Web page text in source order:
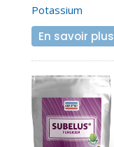
Potassium
En savoir plus